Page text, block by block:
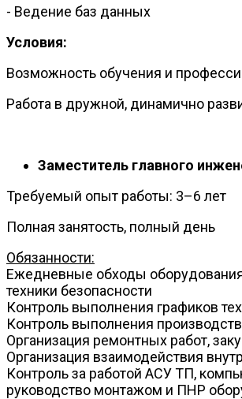
- Ведение баз данных
Условия:
Возможность обучения и
Работа в дружной, динамично
Заместитель главного
Требуемый опыт работы: 3–6 лет
Полная занятость, полный день
Обязанности:
Ежедневные обходы
техники безопасности
Контроль выполнения графиков
Контроль выполнения
Организация ремонтных работ,
Организация взаимодействия
Контроль за работой АСУ ТП,
руководство монтажом и ПНР